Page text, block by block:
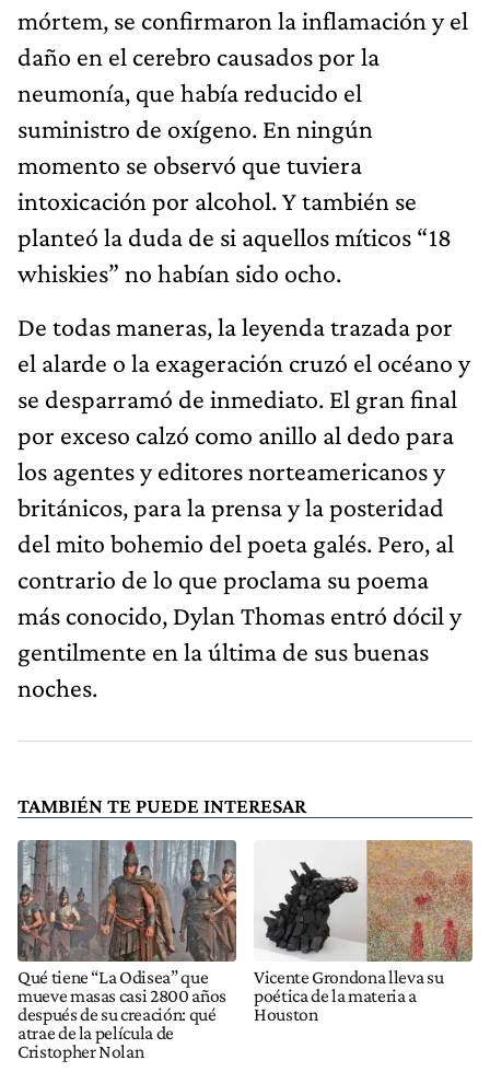
mórtem, se confirmaron la inflamación y el
daño en el cerebro causados por la
neumonía, que había reducido el
suministro de oxígeno. En ningún
momento se observó que tuviera
intoxicación por alcohol. Y también se
planteó la duda de si aquellos míticos “18
whiskies” no habían sido ocho.
De todas maneras, la leyenda trazada por
el alarde o la exageración cruzó el océano y
se desparramó de inmediato. El gran final
por exceso calzó como anillo al dedo para
los agentes y editores norteamericanos y
británicos, para la prensa y la posteridad
del mito bohemio del poeta galés. Pero, al
contrario de lo que proclama su poema
más conocido, Dylan Thomas entró dócil y
gentilmente en la última de sus buenas
noches.
TAMBIÉN TE PUEDE INTERESAR
Qué tiene “La Odisea” que
mueve masas casi 2800 años
después de su creación: qué
atrae de la película de
Cristopher Nolan
Vicente Grondona lleva su
poética de la materia a
Houston